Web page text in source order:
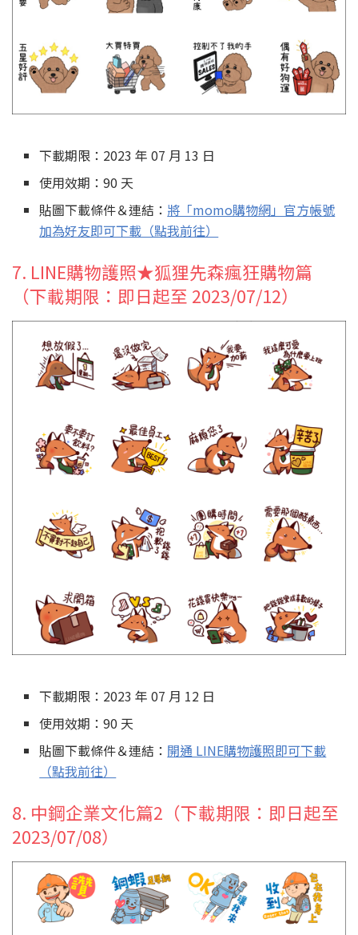
下載期限：2023 年 07 月 13 日
使用效期：90 天
貼圖下載條件＆連結： 將「momo購物網」官方帳號
加為好友即可下載（點我前往）
7. LINE購物護照★狐狸先森瘋狂購物篇
（下載期限：即日起至 2023/07/12）
下載期限：2023 年 07 月 12 日
使用效期：90 天
貼圖下載條件＆連結： 開通 LINE購物護照即可下載
（點我前往）
8. 中鋼企業文化篇2（下載期限：即日起至
2023/07/08）